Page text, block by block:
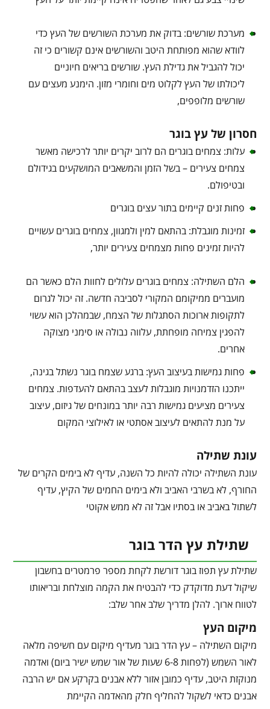
מערכת שורשים: בדוק את מערכת השורשים של העץ כדי
לוודא שהוא מפותחת היטב והשורשים אינם קשורים כי זה
יכול להגביל את גדילת העץ. שורשים בריאים חיוניים
ליכולתו של העץ לקלוט מים וחומרי מזון. הימנע מעצים עם
שורשים מלופפים,
חסרון של עץ בוגר
עלות: צמחים בוגרים הם לרוב יקרים יותר לרכישה מאשר
צמחים צעירים – בשל הזמן והמשאבים המושקעים בגידולם
ובטיפולם.
פחות זנים קיימים בתור עצים בוגרים
זמינות מוגבלת: בהתאם למין ולמגוון, צמחים בוגרים עשויים
להיות זמינים פחות מצמחים צעירים יותר,
הלם השתילה: צמחים בוגרים עלולים לחוות הלם כאשר הם
מועברים ממיקומם המקורי לסביבה חדשה. זה יכול לגרום
לתקופות ארוכות הסתגלות של הצמח, שבמהלכן הוא עשוי
להפגין צמיחה מופחתת, עלווה נבולה או סימני מצוקה
אחרים.
פחות גמישות בעיצוב העץ: ברגע שצמח בוגר נשתל בגינה,
ייתכנו הזדמנויות מוגבלות לעצב בהתאם להעדפות. צמחים
צעירים מציעים גמישות רבה יותר במונחים של גיזום, עיצוב
על מנת להתאים לעיצוב אסתטי או לאילוצי המקום
עונת שתילה
עונת השתילה יכולה להיות כל השנה, עדיף לא בימים הקרים של
החורף, לא בשרבי האביב ולא בימים החמים של הקיץ, עדיף
לשתול באביב או בסתיו אבל זה לא ממש אקוטי
שתילת עץ הדר בוגר
שתילת עץ תפוז בוגר דורשת לקחת מספר פרמטרים בחשבון
שיקול דעת מדוקדק כדי להבטיח את הקמה מוצלחת ובריאותו
לטווח ארוך. להלן מדריך שלב אחר שלב:
מיקום העץ
מיקום השתילה – עץ הדר בוגר מעדיף מיקום עם חשיפה מלאה
לאור השמש (לפחות 6-8 שעות של אור שמש ישיר ביום) ואדמה
מנוקזת היטב, עדיף כמובן אזור ללא אבנים בקרקע אם יש הרבה
אבנים כדאי לשקול להחליף חלק מהאדמה הקיימת